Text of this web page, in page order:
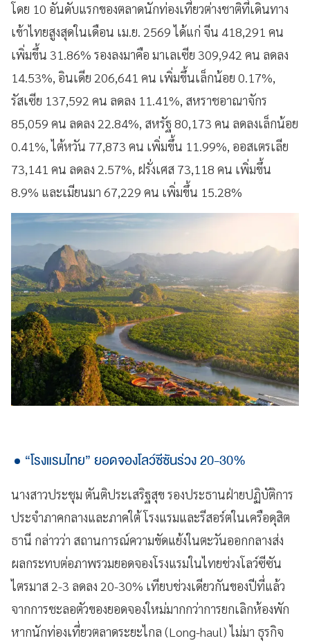
โดย 10 อันดับแรกของตลาดนักท่องเที่ยวต่างชาติที่เดินทาง
เข้าไทยสูงสุดในเดือน เม.ย. 2569 ได้แก่ จีน 418,291 คน
เพิ่มขึ้น 31.86% รองลงมาคือ มาเลเซีย 309,942 คน ลดลง
14.53%, อินเดีย 206,641 คน เพิ่มขึ้นเล็กน้อย 0.17%,
รัสเซีย 137,592 คน ลดลง 11.41%, สหราชอาณาจักร
85,059 คน ลดลง 22.84%, สหรัฐ 80,173 คน ลดลงเล็กน้อย
0.41%, ไต้หวัน 77,873 คน เพิ่มขึ้น 11.99%, ออสเตรเลีย
73,141 คน ลดลง 2.57%, ฝรั่งเศส 73,118 คน เพิ่มขึ้น
8.9% และเมียนมา 67,229 คน เพิ่มขึ้น 15.28%
“โรงแรมไทย” ยอดจองโลว์ซีซันร่วง 20-30%
นางสาวประชุม ตันติประเสริฐสุข รองประธานฝ่ายปฏิบัติการ
ประจำภาคกลางและภาคใต้ โรงแรมและรีสอร์ตในเครือดุสิต
ธานี กล่าวว่า สถานการณ์ความขัดแย้งในตะวันออกกลางส่ง
ผลกระทบต่อภาพรวมยอดจองโรงแรมในไทยช่วงโลว์ซีซัน
ไตรมาส 2-3 ลดลง 20-30% เทียบช่วงเดียวกันของปีที่แล้ว
จากการชะลอตัวของยอดจองใหม่มากกว่าการยกเลิกห้องพัก
หากนักท่องเที่ยวตลาดระยะไกล (Long-haul) ไม่มา ธุรกิจ